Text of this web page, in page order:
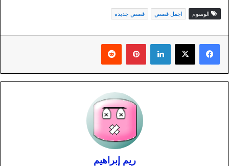
الوسوم اجمل قصص قصص جديدة
لينكدإن بينتيريست
ريم إبراهيم